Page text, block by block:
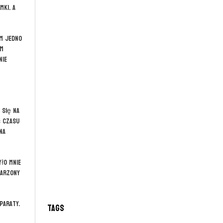
A
jedno
się na
mnie
Tags